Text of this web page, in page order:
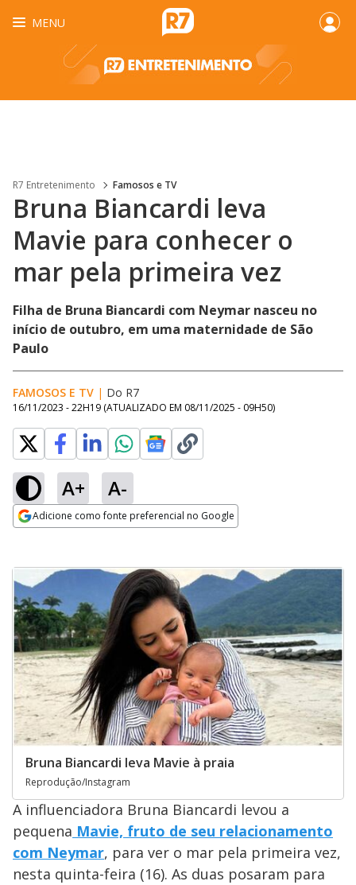
MENU
R7 Entretenimento Famosos e TV
Bruna Biancardi leva
Mavie para conhecer o
mar pela primeira vez
Filha de Bruna Biancardi com Neymar nasceu no
início de outubro, em uma maternidade de São
Paulo
FAMOSOS E TV | Do R7
16/11/2023 - 22H19 (ATUALIZADO EM 08/11/2025 - 09H50)
A+ A-
Adicione como fonte preferencial no Google
Bruna Biancardi leva Mavie à praia
Reprodução/Instagram
A influenciadora Bruna Biancardi levou a
pequena Mavie, fruto de seu relacionamento
com Neymar, para ver o mar pela primeira vez,
nesta quinta-feira (16). As duas posaram para